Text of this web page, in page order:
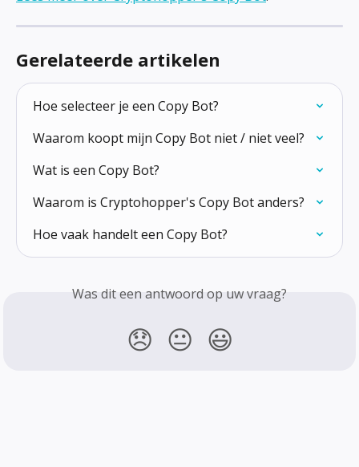
Gerelateerde artikelen
Hoe selecteer je een Copy Bot?
Waarom koopt mijn Copy Bot niet / niet veel?
Wat is een Copy Bot?
Waarom is Cryptohopper's Copy Bot anders?
Hoe vaak handelt een Copy Bot?
Was dit een antwoord op uw vraag?
😞 😐 😃